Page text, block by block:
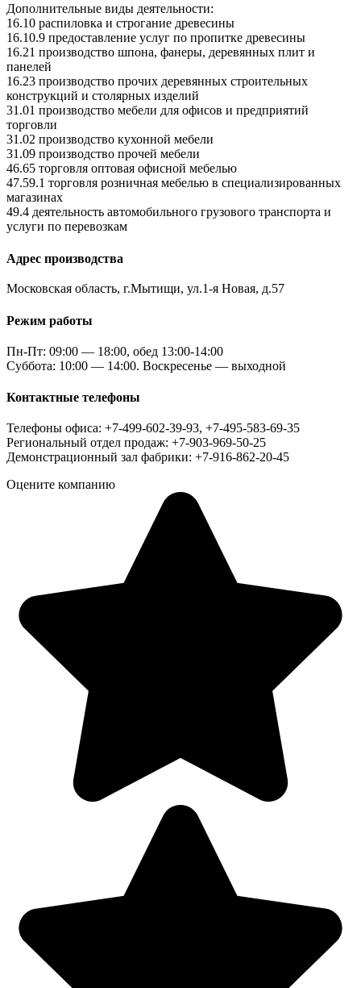
Дополнительные виды деятельности:
16.10 распиловка и строгание древесины
16.10.9 предоставление услуг по пропитке древесины
16.21 производство шпона, фанеры, деревянных плит и
панелей
16.23 производство прочих деревянных строительных
конструкций и столярных изделий
31.01 производство мебели для офисов и предприятий
торговли
31.02 производство кухонной мебели
31.09 производство прочей мебели
46.65 торговля оптовая офисной мебелью
47.59.1 торговля розничная мебелью в специализированных
магазинах
49.4 деятельность автомобильного грузового транспорта и
услуги по перевозкам
Адрес производства
Московская область, г.Мытищи, ул.1-я Новая, д.57
Режим работы
Пн-Пт: 09:00 — 18:00, обед 13:00-14:00
Суббота: 10:00 — 14:00. Воскресенье — выходной
Контактные телефоны
Телефоны офиса: +7-499-602-39-93, +7-495-583-69-35
Региональный отдел продаж: +7-903-969-50-25
Демонстрационный зал фабрики: +7-916-862-20-45
Оцените компанию